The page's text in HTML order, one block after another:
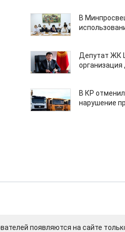
В
Депутат ЖК
организация
В КР
нарушение
появляются на сайте